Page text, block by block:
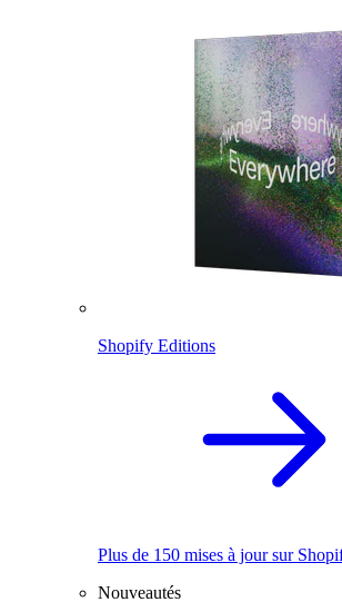
Shopify Editions
Plus de 150 mises à jour sur
Nouveautés